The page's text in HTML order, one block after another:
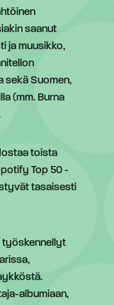
saanut
ja muusikko,
sekä Suomen,
(mm. Burna
toista
Top 50 -
tasaisesti
työskennellyt
albumiaan,